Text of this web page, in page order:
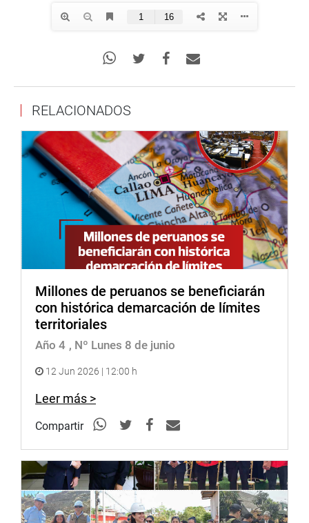
RELACIONADOS
Millones de peruanos se beneficiarán
con histórica demarcación de límites
territoriales
Año 4 , Nº Lunes 8 de junio
12 Jun 2026 | 12:00 h
Leer más >
Compartir